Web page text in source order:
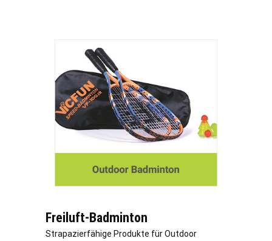
Freiluft-Badminton
Strapazierfähige Produkte für Outdoor